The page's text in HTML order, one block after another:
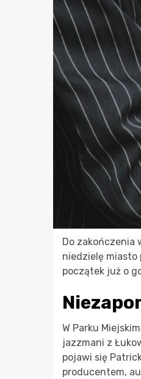
Do zakończenia
niedzielę miasto
początek już o
W Parku
jazzmani z
pojawi się
producentem,